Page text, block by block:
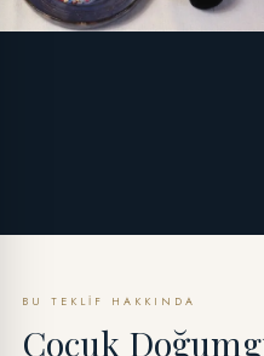
BU TEKLIF HAKKINDA
Çocuk